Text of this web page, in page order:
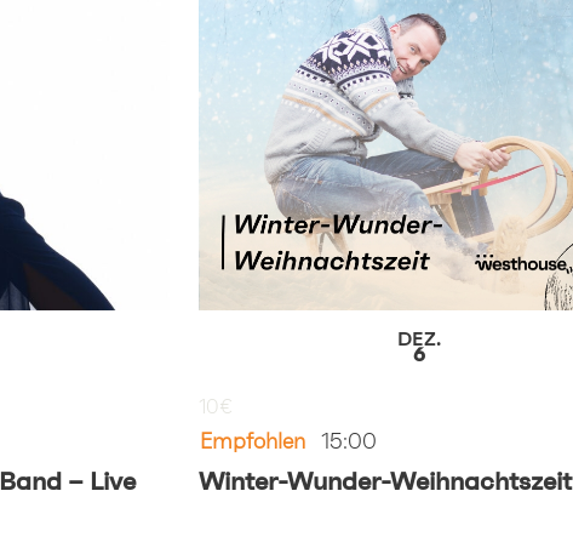
– Live
DEZ.
6
Winter-Wunder-Weihnachtszeit
Empfohlen 15:00
10€